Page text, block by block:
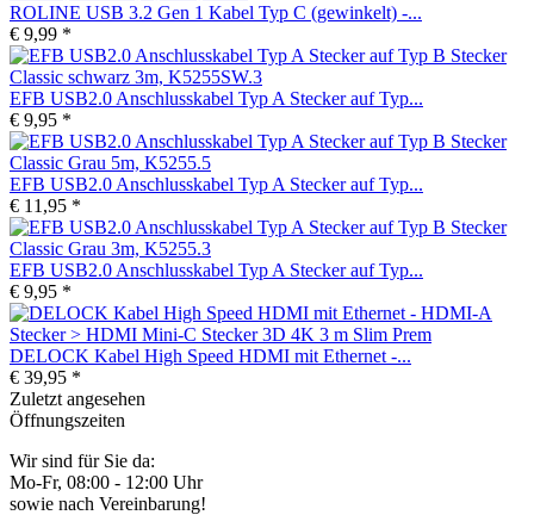
ROLINE USB 3.2 Gen 1 Kabel Typ C (gewinkelt) -...
€ 9,99 *
EFB USB2.0 Anschlusskabel Typ A Stecker auf Typ...
€ 9,95 *
EFB USB2.0 Anschlusskabel Typ A Stecker auf Typ...
€ 11,95 *
EFB USB2.0 Anschlusskabel Typ A Stecker auf Typ...
€ 9,95 *
DELOCK Kabel High Speed HDMI mit Ethernet -...
€ 39,95 *
Zuletzt angesehen
Öffnungszeiten
Wir sind für Sie da:
Mo-Fr, 08:00 - 12:00 Uhr
sowie nach Vereinbarung!